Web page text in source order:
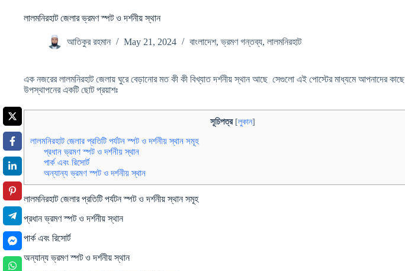
লালমনিরহাট জেলার ভ্রমণ স্পট ও দর্শনীয় স্থান
আতিকুর রহমান May 21, 2024 বাংলাদেশ,ভ্রমণ গন্তব্য, লালমনিরহাট
এক নজরের লালমনিরহাট জেলায় ঘুরে বেড়ানোর মত কী কী বিখ্যাত দর্শনীয় স্থান আছে সেগুলো এই পোস্টের মাধ্যমে আপনাদের কাছে
উপস্থাপনের একটি ছোট প্রয়াশঃ
সূচিপত্র [লুকান]
লালমনিরহাট জেলার প্রতিটি পর্যটন স্পট ও দর্শনীয় স্থান সমূহ
প্রধান ভ্রমণ স্পট ও দর্শনীয় স্থান
পার্ক এবং রিসোর্ট
অন্যান্য ভ্রমণ স্পট ও দর্শনীয় স্থান
লালমনিরহাট জেলার প্রতিটি পর্যটন স্পট ও দর্শনীয় স্থান সমূহ
প্রধান ভ্রমণ স্পট ও দর্শনীয় স্থান
পার্ক এবং রিসোর্ট
অন্যান্য ভ্রমণ স্পট ও দর্শনীয় স্থান